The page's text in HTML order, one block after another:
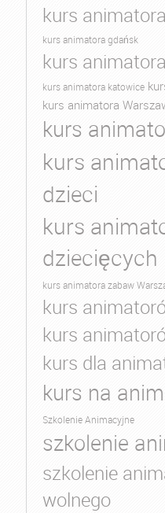
kurs
kurs animatora gdańsk
kurs
kurs animatora katowice
kurs animatora
kurs
kurs
dzieci
kurs
dziecięcych
kurs animatora zabaw
kurs
kurs
kurs dla
kurs na
Szkolenie Animacyjne
szkolenie
szkolenie
wolnego